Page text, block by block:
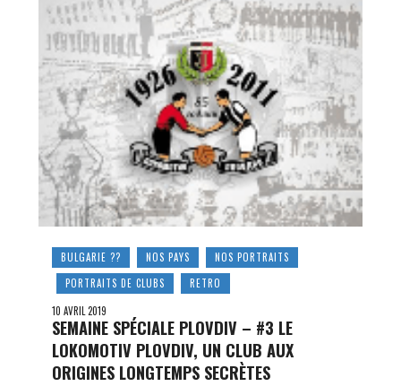
BULGARIE ?? NOS PAYS
NOS PORTRAITS
PORTRAITS DE CLUBS
RETRO
10 AVRIL 2019
SEMAINE SPÉCIALE PLOVDIV – #3 LE
LOKOMOTIV PLOVDIV, UN CLUB AUX
ORIGINES LONGTEMPS SECRÈTES